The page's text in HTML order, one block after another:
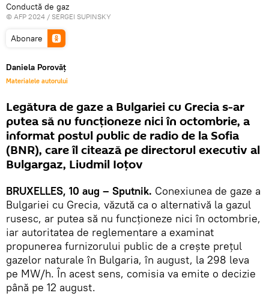
Conductă de gaz
© AFP 2024 / SERGEI SUPINSKY
Abonare
Daniela Porovăț
Materialele autorului
Legătura de gaze a Bulgariei cu Grecia s-ar
putea să nu funcționeze nici în octombrie, a
informat postul public de radio de la Sofia
(BNR), care îl citează pe directorul executiv al
Bulgargaz, Liudmil Ioțov
BRUXELLES, 10 aug – Sputnik. Conexiunea de gaze a
Bulgariei cu Grecia, văzută ca o alternativă la gazul
rusesc, ar putea să nu funcționeze nici în octombrie,
iar autoritatea de reglementare a examinat
propunerea furnizorului public de a crește prețul
gazelor naturale în Bulgaria, în august, la 298 leva
pe MW/h. În acest sens, comisia va emite o decizie
până pe 12 august.